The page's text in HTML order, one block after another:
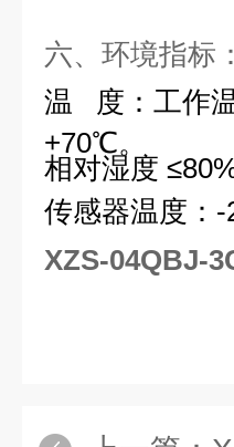
六、环境指标：
温 度：工作
+70℃。
相对湿度
传感器温度： -
XZS-04QBJ-